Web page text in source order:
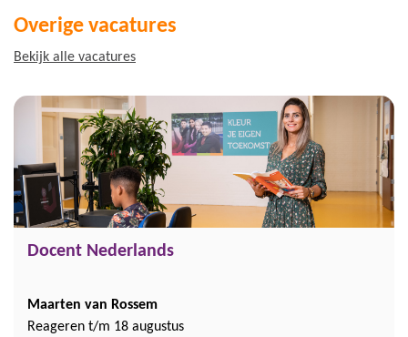
Overige vacatures
Bekijk alle vacatures
Docent Nederlands
Maarten van Rossem
Reageren t/m 18 augustus